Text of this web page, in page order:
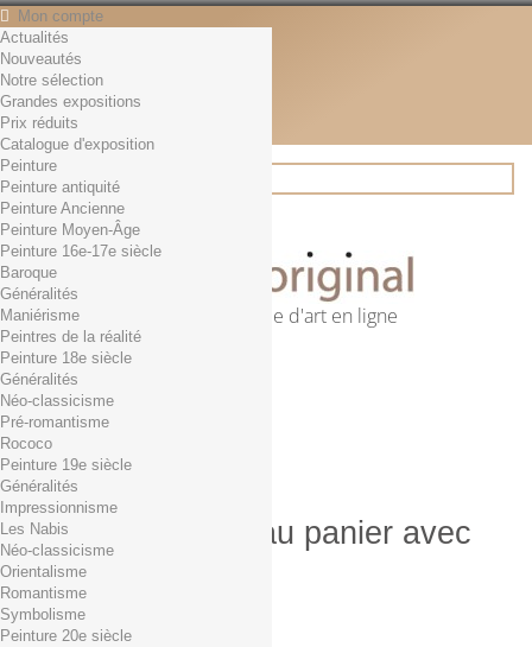
Mon compte
Contact
Français
English
Français
Actualités
Rechercher
Première librairie d'art en ligne
Panier (vide)
Aucun produit
0,01€ dès 29€ d'achat
0,00 € Total
Commander
Produit ajouté au panier avec
succès
Quantité
Total
Actualités
Nouveautés
Notre sélection
Grandes expositions
Prix réduits
Catalogue d'exposition
Peinture
Peinture antiquité
Peinture Ancienne
Peinture Moyen-Âge
Peinture 16e-17e siècle
Baroque
Généralités
Maniérisme
Peintres de la réalité
Peinture 18e siècle
Généralités
Néo-classicisme
Pré-romantisme
Rococo
Peinture 19e siècle
Généralités
Impressionnisme
Les Nabis
Néo-classicisme
Orientalisme
Romantisme
Symbolisme
Peinture 20e siècle